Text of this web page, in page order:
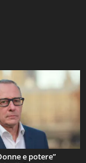
e potere”